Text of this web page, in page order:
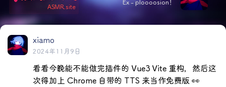
Ex - ploooosion！
ASMR.site
xiamo
2024年11月9日
看看今晚能不能做完插件的 Vue3 Vite 重构，然后这
次得加上 Chrome 自带的 TTS 来当作免费版 👀